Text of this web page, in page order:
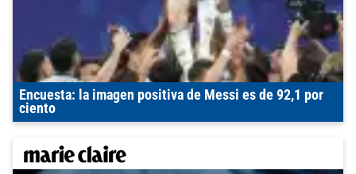
Encuesta: la imagen positiva de Messi es de 92,1 por
ciento